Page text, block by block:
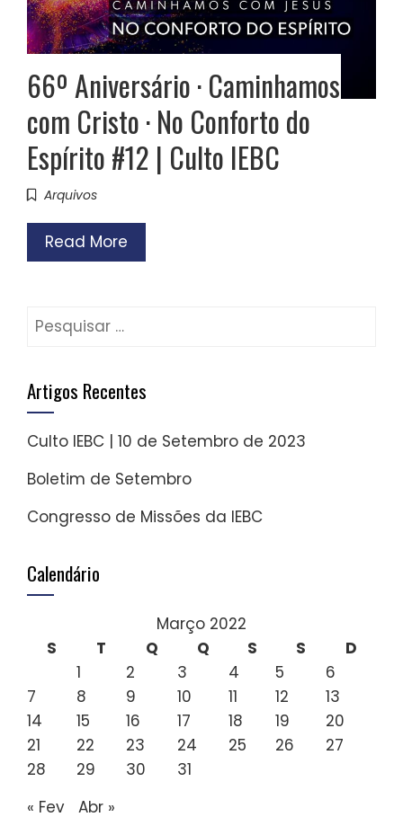
66º Aniversário · Caminhamos
com Cristo · No Conforto do
Espírito #12 | Culto IEBC
Arquivos
Read More
Pesquisar
Artigos Recentes
Culto IEBC | 10 de Setembro de 2023
Boletim de Setembro
Congresso de Missões da IEBC
Calendário
Março 2022
S
T Q Q S S
D
1
2 3 4 5
6
7
8 9 10 11 12
13
14
15 16 17 18 19
20
21
22 23 24 25 26
27
28
29 30
31
« Fev
Abr »